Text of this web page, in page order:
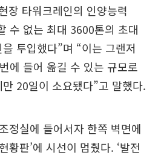
장 타워크레인의 인양능력
수 없는 최대 3600톤의 초대
투입했다”며 “이는 그랜저
에 들어 옮길 수 있는 규모로
20일이 소요됐다”고 말했다.
정실에 들어서자 한쪽 벽면에
황판’에 시선이 멈췄다. ‘발전